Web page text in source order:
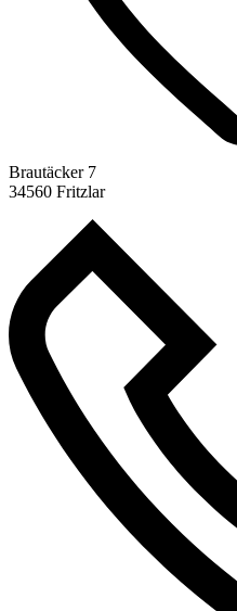
Brautäcker 7
34560 Fritzlar